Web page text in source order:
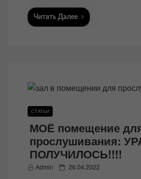
Читать Далее
СТАТЬИ
МОЁ помещение
прослушивания:
ПОЛУЧИЛОСЬ!!!!
Admin
P 26.04.2022